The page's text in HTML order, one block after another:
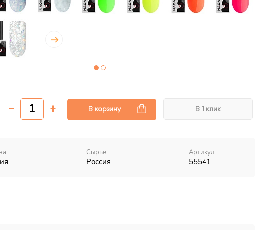
В корзину В 1 клик
Сырье:
Россия
Артикул:
55541